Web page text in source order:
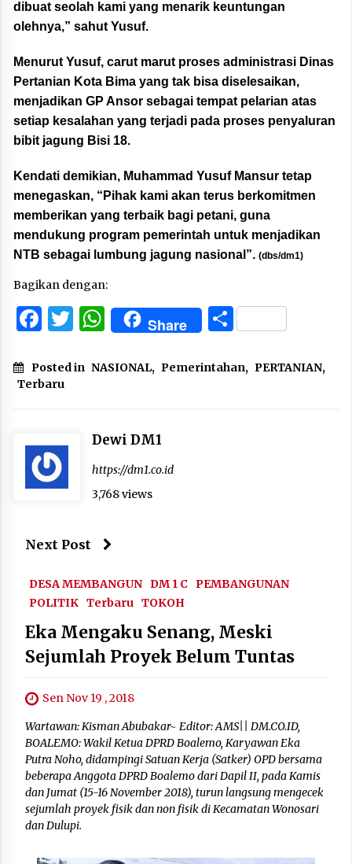
dibuat seolah kami yang menarik keuntungan
olehnya,” sahut Yusuf.
Menurut Yusuf, carut marut proses administrasi Dinas
Pertanian Kota Bima yang tak bisa diselesaikan,
menjadikan GP Ansor sebagai tempat pelarian atas
setiap kesalahan yang terjadi pada proses penyaluran
bibit jagung Bisi 18.
Kendati demikian, Muhammad Yusuf Mansur tetap
menegaskan, “Pihak kami akan terus berkomitmen
memberikan yang terbaik bagi petani, guna
mendukung program pemerintah untuk menjadikan
NTB sebagai lumbung jagung nasional”. (dbs/dm1)
Bagikan dengan:
Facebook
Twitter
WhatsApp
Share Share
Posted in NASIONAL, Pemerintahan, PERTANIAN,
Terbaru
Dewi DM1
https://dm1.co.id
3,768 views
Next Post
DESA MEMBANGUN DM 1 C PEMBANGUNAN
POLITIK Terbaru TOKOH
Eka Mengaku Senang, Meski
Sejumlah Proyek Belum Tuntas
Sen Nov 19 , 2018
Wartawan: Kisman Abubakar~ Editor: AMS|| DM.CO.ID,
BOALEMO: Wakil Ketua DPRD Boalemo, Karyawan Eka
Putra Noho, didampingi Satuan Kerja (Satker) OPD bersama
beberapa Anggota DPRD Boalemo dari Dapil II, pada Kamis
dan Jumat (15-16 November 2018), turun langsung mengecek
sejumlah proyek fisik dan non fisik di Kecamatan Wonosari
dan Dulupi.